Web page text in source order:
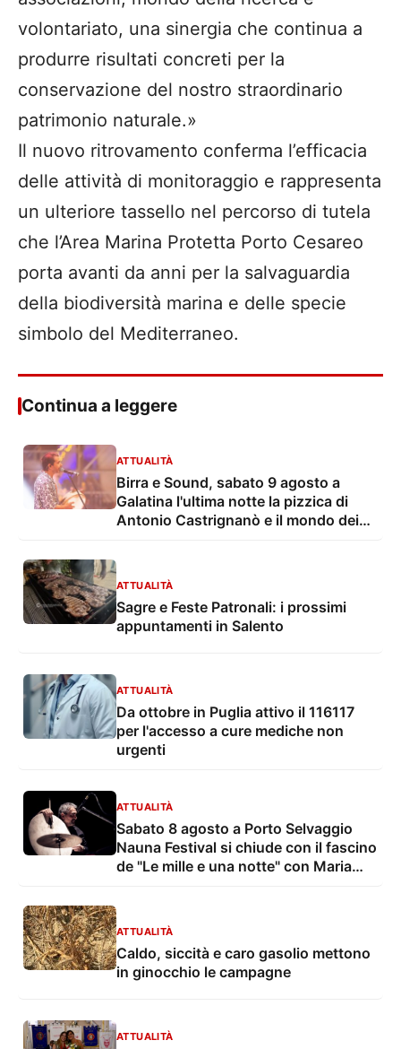
volontariato, una sinergia che continua a
produrre risultati concreti per la
conservazione del nostro straordinario
patrimonio naturale.»
Il nuovo ritrovamento conferma l’efficacia
delle attività di monitoraggio e rappresenta
un ulteriore tassello nel percorso di tutela
che l’Area Marina Protetta Porto Cesareo
porta avanti da anni per la salvaguardia
della biodiversità marina e delle specie
simbolo del Mediterraneo.
Continua a leggere
ATTUALITÀ
Birra e Sound, sabato 9 agosto a
Galatina l'ultima notte la pizzica di
Antonio Castrignanò e il mondo dei
ATTUALITÀ
Sagre e Feste Patronali: i prossimi
appuntamenti in Salento
ATTUALITÀ
Da ottobre in Puglia attivo il 116117
per l'accesso a cure mediche non
urgenti
ATTUALITÀ
Sabato 8 agosto a Porto Selvaggio
Nauna Festival si chiude con il fascino
de "Le mille e una notte" con Maria
ATTUALITÀ
Caldo, siccità e caro gasolio mettono
in ginocchio le campagne
ATTUALITÀ